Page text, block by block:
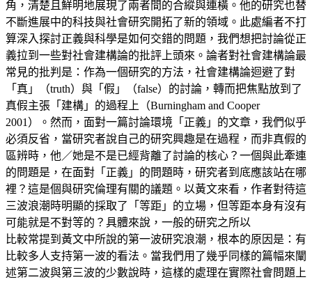
角，清楚且鮮明地展現了兩者間的合縱與連橫。他的研究也替
不斷進展中的科技與社會研究開拓了新的領域。此處編者不打
算深入探討正義與科學是如何交錯的問題，我們想把討論從正
義拉到一些對社會建構論的批評上頭來。論者對社會建構論最
常見的批判是：作為一個研究的方法，社會建構論迴避了對
「真」（truth）與「假」（false）的討論，轉而把焦點放到了
真假主張「建構」的過程上（Burningham and Cooper
2001）。然而，面對一篇討論環境「正義」的文章，我們似乎
必須反省，當研究者說自己的研究興趣是在過程，而非真假的
區辨時，他／她是不是已經背離了討論的核心？一個與此牽連
的問題是，在面對「正義」的問題時，研究者到底應該站在哪
裡？這是個與研究倫理有關的議題。以黃文來看，作者對待這
三波浪潮時明顯的採取了「等距」的立場，但等距本身有沒有
可能就是不對等的？具體來說，一般的研究之所以
比較常提到黃文中所說的第一波研究浪潮，根本的原因是：有
比較多人支持第一波的看法。當我們用了幾乎同樣的篇幅來闡
述第二波與第三波的少數說時，這樣的處理在實際社會問題上